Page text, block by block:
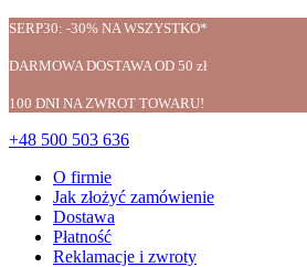
SERP30: -30% NA WSZYSTKO*
DARMOWA DOSTAWA OD 50 zł
100 DNI NA ZWROT TOWARU!
+48 500 503 636
O firmie
Jak złożyć zamówienie
Dostawa
Płatność
Reklamacje i zwroty